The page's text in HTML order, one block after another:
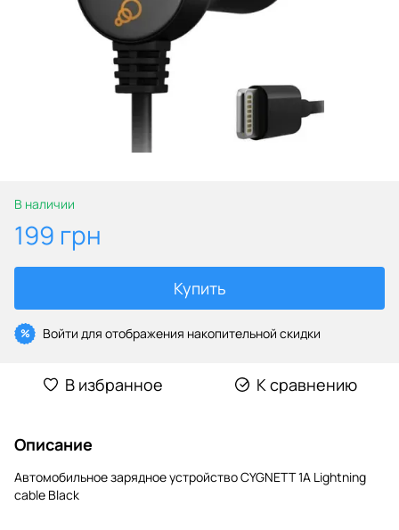
В наличии
199 грн
Купить
% Войти для отображения накопительной скидки
В избранное К сравнению
Описание
Автомобильное зарядное устройство CYGNETT 1A Lightning
cable Black